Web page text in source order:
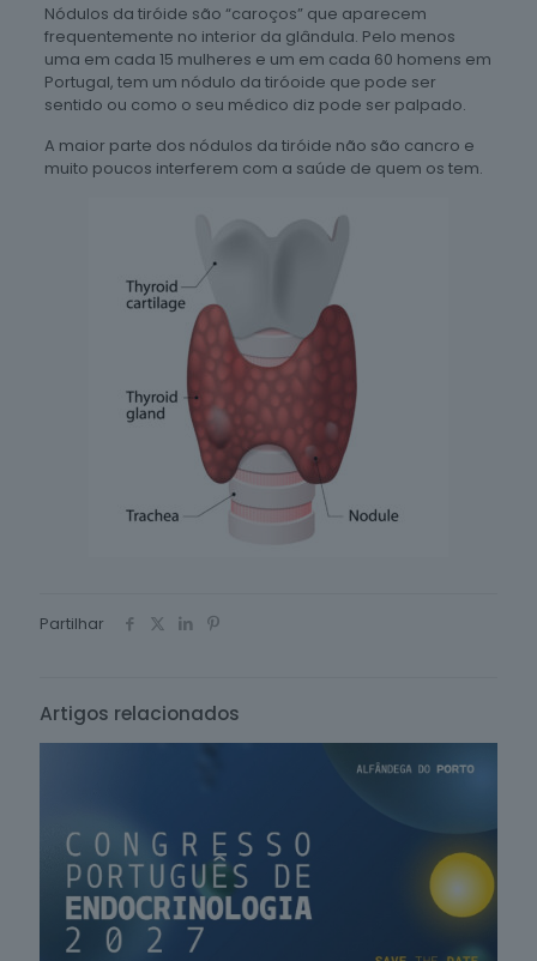
Nódulos da tiróide são “caroços” que aparecem
frequentemente no interior da glândula. Pelo menos
uma em cada 15 mulheres e um em cada 60 homens em
Portugal, tem um nódulo da tiróoide que pode ser
sentido ou como o seu médico diz pode ser palpado.
A maior parte dos nódulos da tiróide não são cancro e
muito poucos interferem com a saúde de quem os tem.
Partilhar
Artigos relacionados